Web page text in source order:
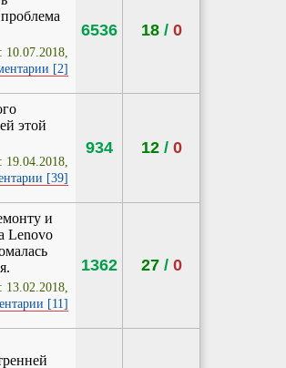
10.07.2018,
[2]
6536 18/ 0
этой
19.04.2018,
[39]
934 12/ 0
и
Lenovo
13.02.2018,
[11]
1362 27/ 0